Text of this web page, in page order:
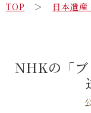
TOP 日本遺産
NHKの「ブ